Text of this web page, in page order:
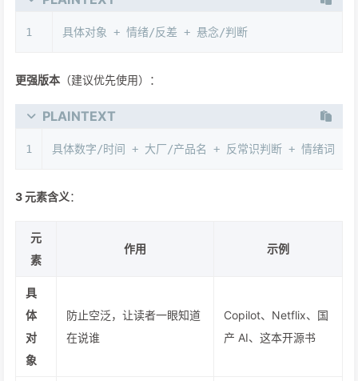
1 具体对象 + 情绪/反差 + 悬念/判断
更强版本 （建议优先使用）：
PLAINTEXT
1 具体数字/时间 + 大厂/产品名 + 反常识判断 + 情绪词
3 元素含义：
元
素
作用 示例
具
体
对
象
防止空泛，让读者一眼知道
在说谁
Copilot、Netflix、国
产 AI、这本开源书